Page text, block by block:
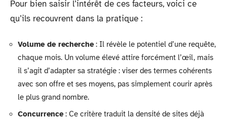
Pour bien saisir l’intérêt de ces facteurs, voici ce
qu’ils recouvrent dans la pratique :
Volume de recherche: Il révèle le potentiel d’une requête,
chaque mois. Un volume élevé attire forcément l’œil, mais
il s’agit d’adapter sa stratégie : viser des termes cohérents
avec son offre et ses moyens, pas simplement courir après
le plus grand nombre.
Concurrence: Ce critère traduit la densité de sites déjà